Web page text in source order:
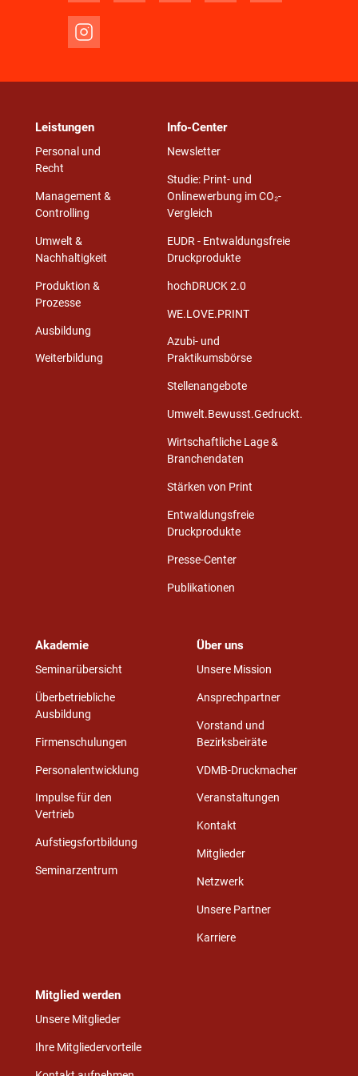
Leistungen
Personal und
Recht
Management &
Controlling
Umwelt &
Nachhaltigkeit
Produktion &
Prozesse
Ausbildung
Weiterbildung
Info-Center
Newsletter
Studie: Print- und
Onlinewerbung im CO₂-
Vergleich
EUDR - Entwaldungsfreie
Druckprodukte
hochDRUCK 2.0
WE.LOVE.PRINT
Azubi- und
Praktikumsbörse
Stellenangebote
Umwelt.Bewusst.Gedruckt.
Wirtschaftliche Lage &
Branchendaten
Stärken von Print
Entwaldungsfreie
Druckprodukte
Presse-Center
Publikationen
Akademie
Seminarübersicht
Überbetriebliche
Ausbildung
Firmenschulungen
Personalentwicklung
Impulse für den
Vertrieb
Aufstiegsfortbildung
Seminarzentrum
Über uns
Unsere Mission
Ansprechpartner
Vorstand und
Bezirksbeiräte
VDMB-Druckmacher
Veranstaltungen
Kontakt
Mitglieder
Netzwerk
Unsere Partner
Karriere
Mitglied werden
Unsere Mitglieder
Ihre Mitgliedervorteile